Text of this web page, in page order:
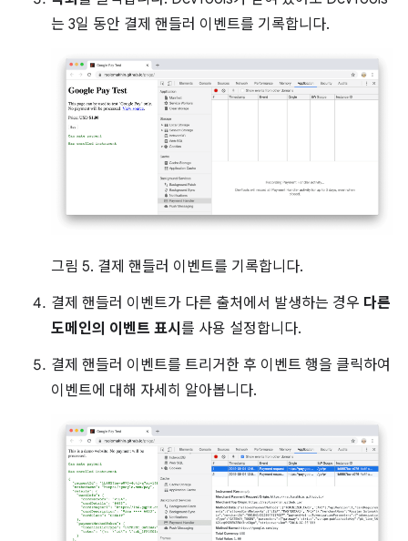
는 3일 동안 결제 핸들러 이벤트를 기록합니다.
그림 5. 결제 핸들러 이벤트를 기록합니다.
결제 핸들러 이벤트가 다른 출처에서 발생하는 경우 다른
도메인의 이벤트 표시 를 사용 설정합니다.
결제 핸들러 이벤트를 트리거한 후 이벤트 행을 클릭하여
이벤트에 대해 자세히 알아봅니다.